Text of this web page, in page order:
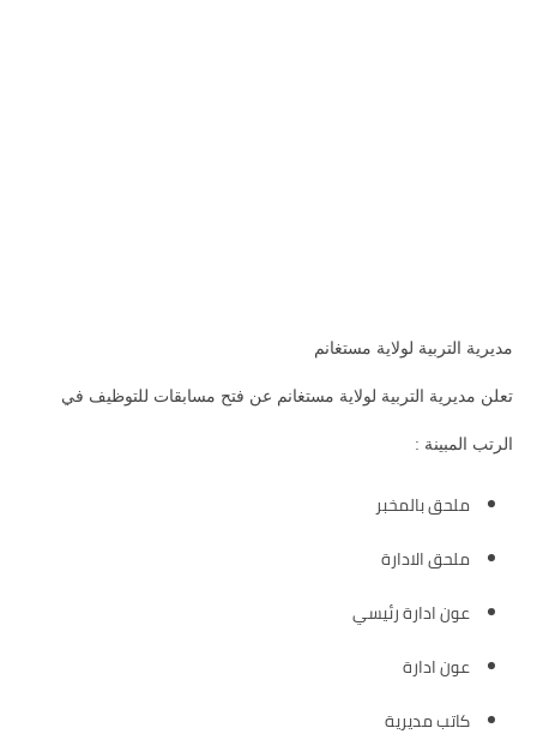
مديرية التربية لولاية مستغانم
تعلن مديرية التربية لولاية مستغانم عن فتح مسابقات للتوظيف في
الرتب المبينة :
ملحق بالمخبر
ملحق الادارة
عون ادارة رئيسي
عون ادارة
كاتب مديرية